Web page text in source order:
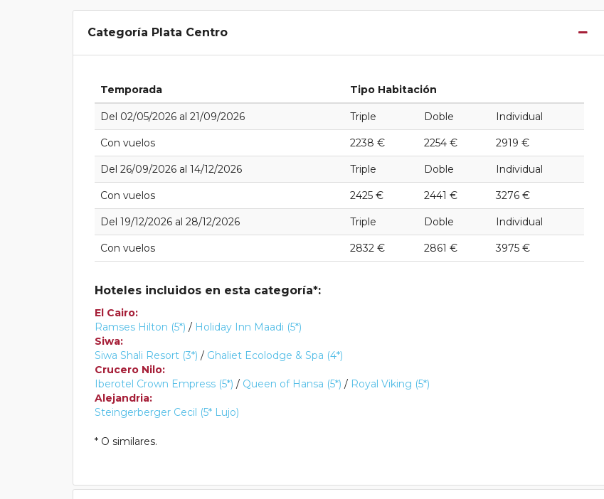
Categoría Plata Centro
Temporada Tipo Habitación
Del 02/05/2026 al 21/09/2026 Triple Doble Individual
Con vuelos 2238 € 2254 € 2919 €
Del 26/09/2026 al 14/12/2026 Triple Doble Individual
Con vuelos 2425 € 2441 € 3276 €
Del 19/12/2026 al 28/12/2026 Triple Doble Individual
Con vuelos 2832 € 2861 € 3975 €
Hoteles incluidos en esta categoría*:
El Cairo:
Ramses Hilton (5*) / Holiday Inn Maadi (5*)
Siwa:
Siwa Shali Resort (3*) / Ghaliet Ecolodge & Spa (4*)
Crucero Nilo:
Iberotel Crown Empress (5*) / Queen of Hansa (5*) / Royal Viking (5*)
Alejandria:
Steingerberger Cecil (5* Lujo)
* O similares.